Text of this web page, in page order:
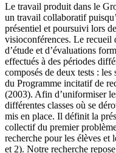
Le travail produit dans le
un travail collaboratif
présentiel et poursuivi lors
visioconférences. Le recueil
d’étude et d’évaluations
effectués à des périodes
composés de deux tests :
du Programme incitatif de
(2003). Afin d’uniformiser
différentes classes où se
mis en place. Il définit la
collectif du premier
recherche pour les élèves et
et 2). Notre recherche